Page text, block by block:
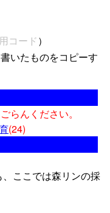
用コード）
いたものをコピーす
らんください。
(24)
ここでは森リンの採